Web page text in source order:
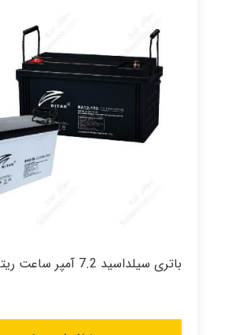
باتری سیلداسید 7.2 آمپر ساعت ریتار